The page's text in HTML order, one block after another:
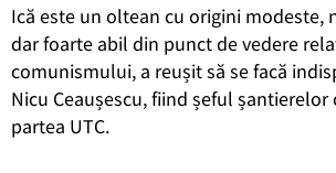
Ică este un oltean cu origini modeste,
dar foarte abil din punct de vedere
comunismului, a reușit să se facă
Nicu Ceaușescu, fiind șeful
partea UTC.